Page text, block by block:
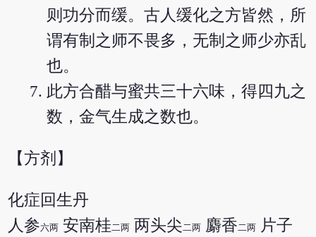
则功分而缓。古人缓化之方皆然，所
谓有制之师不畏多，无制之师少亦乱
也。
此方合醋与蜜共三十六味，得四九之
数，金气生成之数也。
【方剂】
化症回生丹
人参六两 安南桂 二两 两头尖 二两 麝香 二两
片子